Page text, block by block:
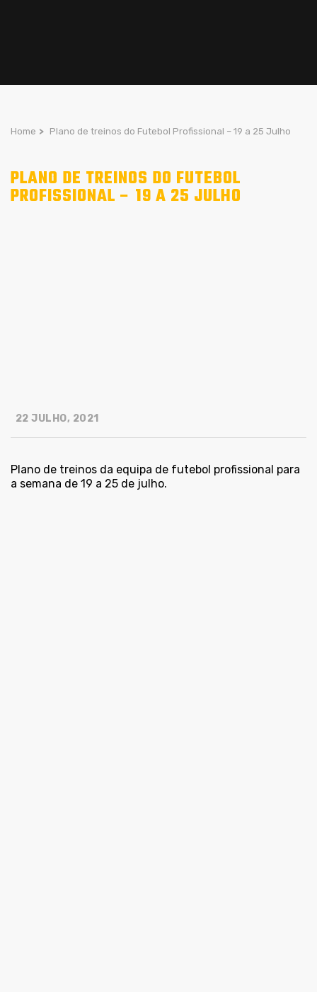
Home > Plano de treinos do Futebol Profissional – 19 a 25 Julho
PLANO DE TREINOS DO FUTEBOL
PROFISSIONAL – 19 A 25 JULHO
22 JULHO, 2021
Plano de treinos da equipa de futebol profissional para
a semana de 19 a 25 de julho.